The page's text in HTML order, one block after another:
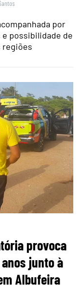
por
possibilidade de
regiões
provoca
junto à
Albufeira